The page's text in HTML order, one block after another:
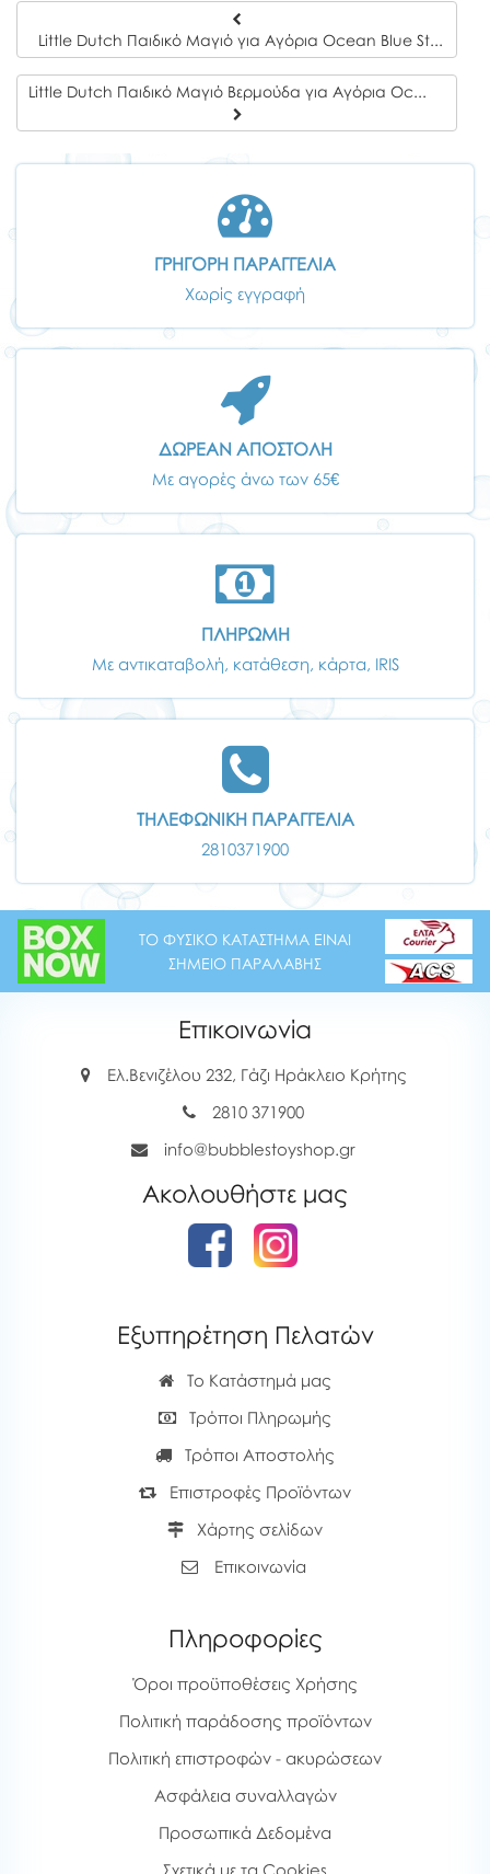
Little Dutch Παιδικό Μαγιό για Αγόρια Ocean Blue Stripes 12-24 μηνών
Little Dutch Παιδικό Μαγιό Βερμούδα για Αγόρια Ocean Friends 6-12 μηνών
ΓΡΗΓΟΡΗ ΠΑΡΑΓΓΕΛΙΑ
Χωρίς εγγραφή
ΔΩΡΕΑΝ ΑΠΟΣΤΟΛΗ
Με αγορές άνω των 65€
ΠΛΗΡΩΜΗ
Με αντικαταβολή, κατάθεση, κάρτα, IRIS
ΤΗΛΕΦΩΝΙΚΗ ΠΑΡΑΓΓΕΛΙΑ
2810371900
ΤΟ ΦΥΣΙΚΟ ΚΑΤΑΣΤΗΜΑ ΕΙΝΑΙ
ΣΗΜΕΙΟ ΠΑΡΑΛΑΒΗΣ
Επικοινωνία
Ελ.Βενιζέλου 232, Γάζι Ηράκλειο Κρήτης
2810 371900
info@bubblestoyshop.gr
Ακολουθήστε μας
Εξυπηρέτηση Πελατών
Το Κατάστημά μας
Τρόποι Πληρωμής
Τρόποι Αποστολής
Επιστροφές Προϊόντων
Χάρτης σελίδων
Επικοινωνία
Πληροφορίες
Όροι προϋποθέσεις Χρήσης
Πολιτική παράδοσης προϊόντων
Πολιτική επιστροφών - ακυρώσεων
Ασφάλεια συναλλαγών
Προσωπικά Δεδομένα